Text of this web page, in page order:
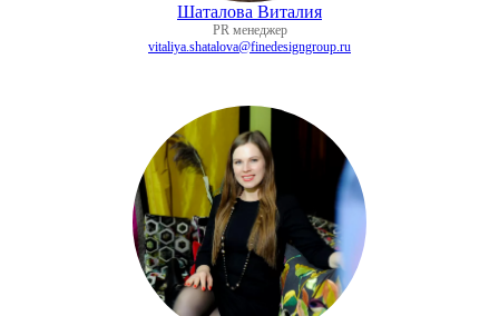
Шаталова Виталия
PR менеджер
vitaliya.shatalova@finedesigngroup.ru